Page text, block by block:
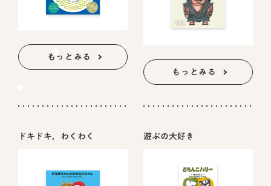
もっとみる
もっとみる
ドキドキ，わくわく 遊ぶの大好き